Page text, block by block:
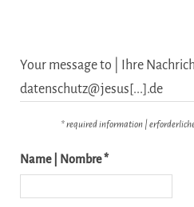
Your message to | Ihre
datenschutz@jesus[...].de
* required information |
Name | Nombre *